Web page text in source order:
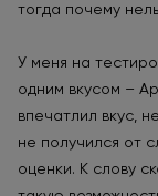
тогда почему
У меня на
одним вкусом –
впечатлил вкус,
не получился от
оценки. К слову